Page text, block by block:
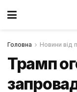
Головна Новини від
Трамп